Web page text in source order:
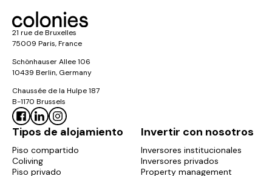
21 rue de Bruxelles
75009 Paris, France
Schönhauser Allee 106
10439 Berlin, Germany
Chaussée de la Hulpe 187
B-1170 Brussels
Tipos de alojamiento
Piso compartido
Coliving
Piso privado
Invertir con nosotros
Inversores institucionales
Inversores privados
Property management